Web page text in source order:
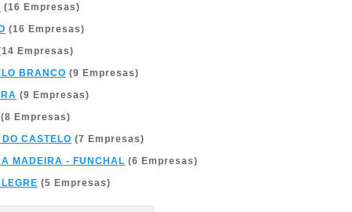
(16 Empresas)
(16 Empresas)
Empresas)
BRANCO (9 Empresas)
(9 Empresas)
(8 Empresas)
CASTELO (7 Empresas)
MADEIRA - FUNCHAL (6 Empresas)
(5 Empresas)